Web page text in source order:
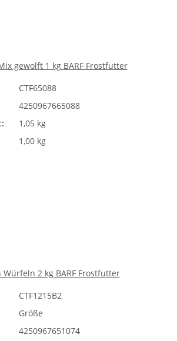
gewolft 1 kg BARF Frostfutter
CTF65088
4250967665088
1,05 kg
1,00 kg
Würfeln 2 kg BARF Frostfutter
CTF1215B2
Größe
4250967651074